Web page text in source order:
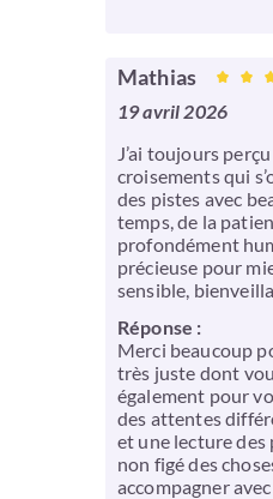
Mathias
19 avril 2026
J’ai toujours
croisements qui
des pistes avec
temps, de la
profondément
précieuse pour
sensible,
Réponse :
Merci beaucoup
très juste dont
également pour
des attentes
et une lecture des
non figé des
accompagner